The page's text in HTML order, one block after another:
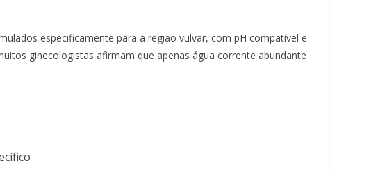
especificamente para a região vulvar, com pH compatível e
ginecologistas afirmam que apenas água corrente abundante